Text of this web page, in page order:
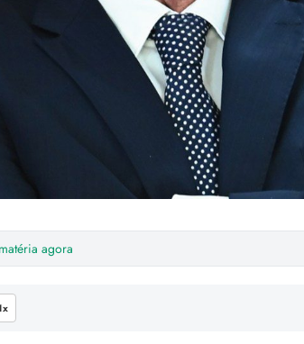
agora